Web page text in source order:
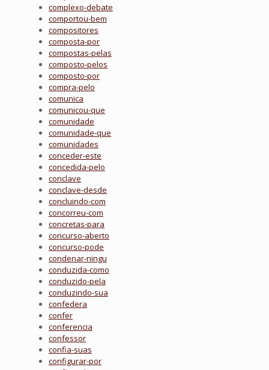
complexo-debate
comportou-bem
compositores
composta-por
compostas-pelas
composto-pelos
composto-por
compra-pelo
comunica
comunicou-que
comunidade
comunidade-que
comunidades
conceder-este
concedida-pelo
conclave
conclave-desde
concluindo-com
concorreu-com
concretas-para
concurso-aberto
concurso-pode
condenar-ningu
conduzida-como
conduzido-pela
conduzindo-sua
confedera
confer
conferencia
confessor
confia-suas
configurar-por